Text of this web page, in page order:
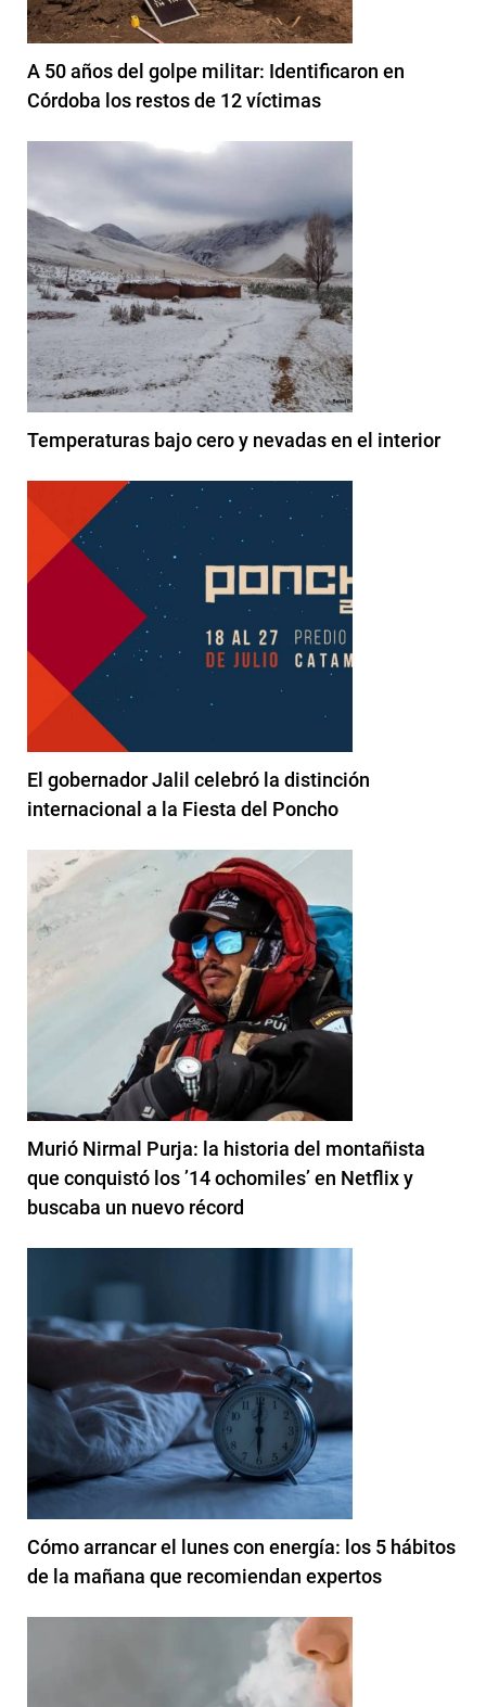
A 50 años del golpe militar: Identificaron en
Córdoba los restos de 12 víctimas
Temperaturas bajo cero y nevadas en el interior
El gobernador Jalil celebró la distinción
internacional a la Fiesta del Poncho
Murió Nirmal Purja: la historia del montañista
que conquistó los ’14 ochomiles’ en Netflix y
buscaba un nuevo récord
Cómo arrancar el lunes con energía: los 5 hábitos
de la mañana que recomiendan expertos